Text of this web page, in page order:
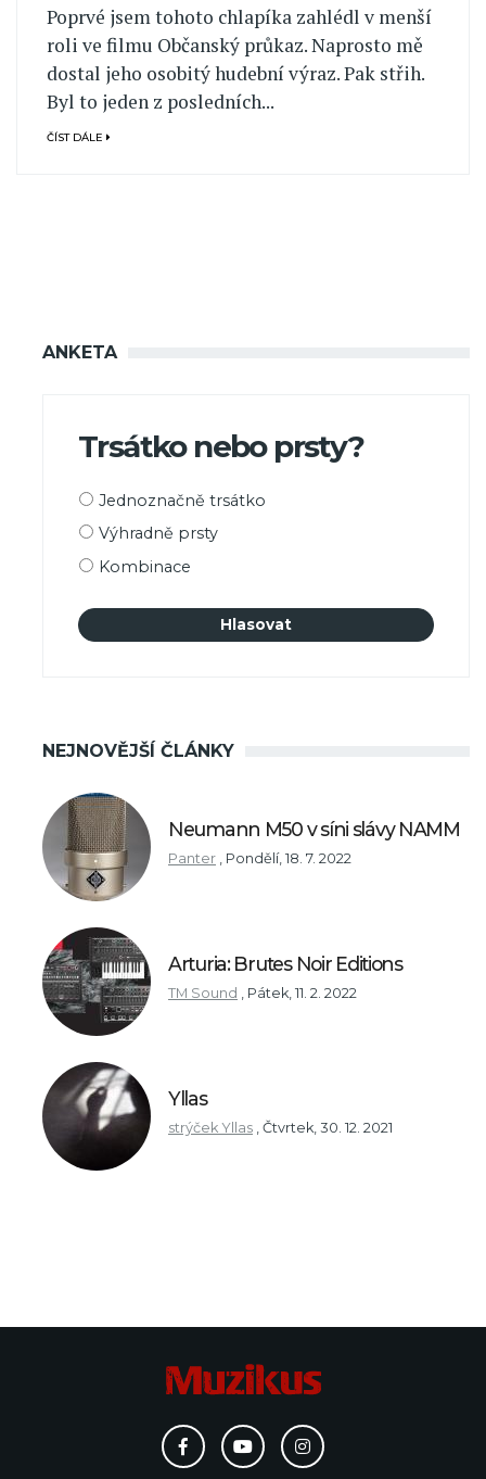
Poprvé jsem tohoto chlapíka zahlédl v menší
roli ve filmu Občanský průkaz. Naprosto mě
dostal jeho osobitý hudební výraz. Pak střih.
Byl to jeden z posledních...
ČÍST DÁLE
ANKETA
Trsátko nebo prsty?
Možnosti
Jednoznačně trsátko
Výhradně prsty
Kombinace
NEJNOVĚJŠÍ ČLÁNKY
Neumann M50 v síni slávy NAMM
Panter , Pondělí, 18. 7. 2022
Arturia: Brutes Noir Editions
TM Sound , Pátek, 11. 2. 2022
Yllas
strýček Yllas , Čtvrtek, 30. 12. 2021